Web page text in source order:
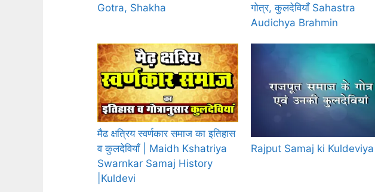
Gotra, Shakha
गोत्र, कुलदेवियाँ Sahastra
Audichya Brahmin
मैढ क्षत्रिय स्वर्णकार समाज का इतिहास
व कुलदेवियाँ | Maidh Kshatriya
Swarnkar Samaj History
|Kuldevi
Rajput Samaj ki Kuldeviya